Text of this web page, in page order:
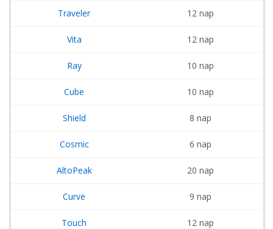
Traveler 12 nap
Vita 12 nap
Ray 10 nap
Cube 10 nap
Shield 8 nap
Cosmic 6 nap
AltoPeak 20 nap
Curve 9 nap
Touch 12 nap